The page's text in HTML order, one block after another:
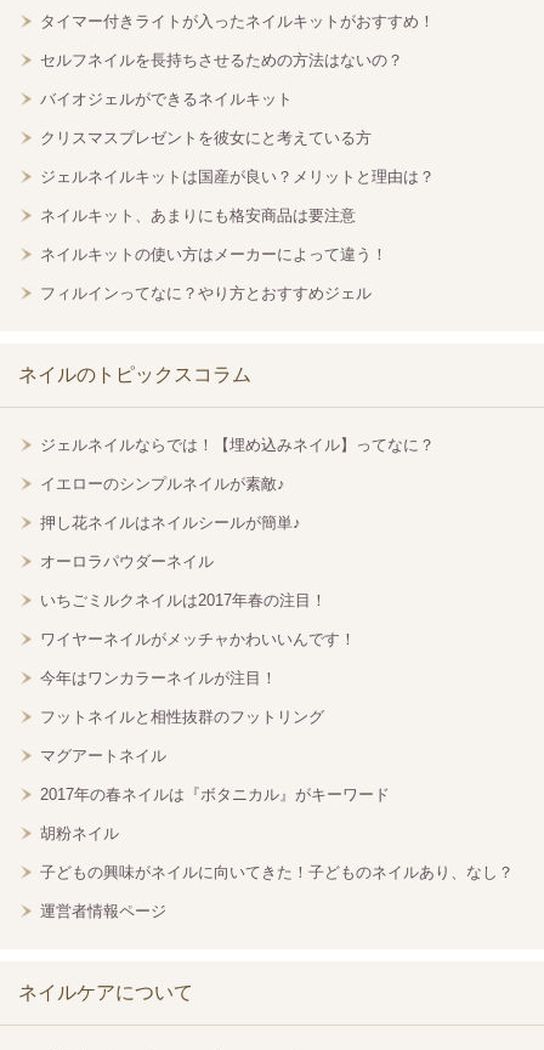
タイマー付きライトが入ったネイルキットがおすすめ！
セルフネイルを長持ちさせるための方法はないの？
バイオジェルができるネイルキット
クリスマスプレゼントを彼女にと考えている方
ジェルネイルキットは国産が良い？メリットと理由は？
ネイルキット、あまりにも格安商品は要注意
ネイルキットの使い方はメーカーによって違う！
フィルインってなに？やり方とおすすめジェル
ネイルのトピックスコラム
ジェルネイルならでは！【埋め込みネイル】ってなに？
イエローのシンプルネイルが素敵♪
押し花ネイルはネイルシールが簡単♪
オーロラパウダーネイル
いちごミルクネイルは2017年春の注目！
ワイヤーネイルがメッチャかわいいんです！
今年はワンカラーネイルが注目！
フットネイルと相性抜群のフットリング
マグアートネイル
2017年の春ネイルは『ボタニカル』がキーワード
胡粉ネイル
子どもの興味がネイルに向いてきた！子どものネイルあり、なし？
運営者情報ページ
ネイルケアについて